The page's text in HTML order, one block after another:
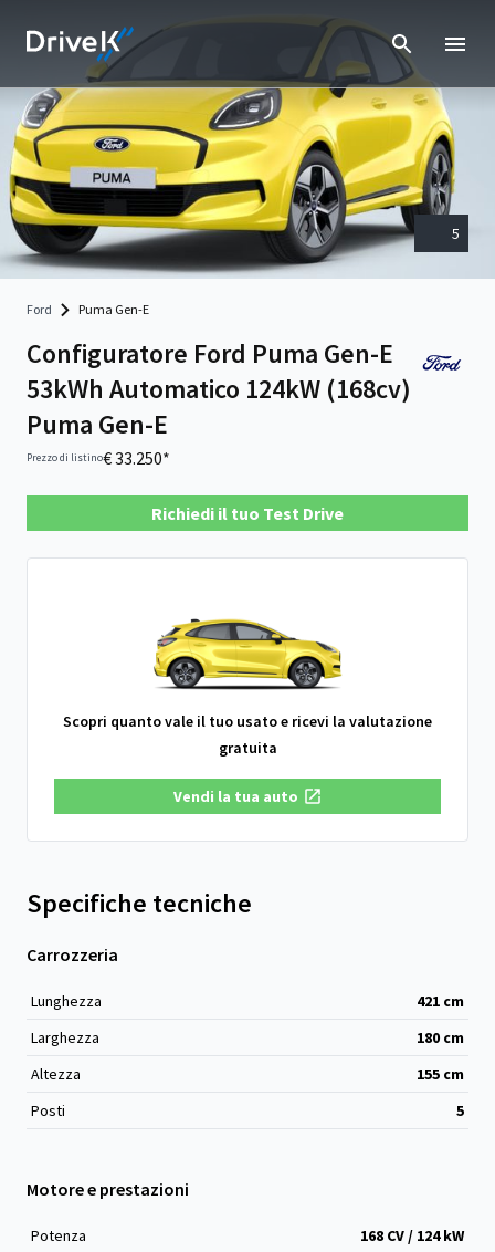
5
Ford Puma Gen-E
Configuratore Ford Puma Gen-E
53kWh Automatico 124kW (168cv)
Puma Gen-E
Prezzo di listino€ 33.250*
Richiedi il tuo Test Drive
Scopri quanto vale il tuo usato e ricevi la valutazione
gratuita
Vendi la tua auto
Specifiche tecniche
Carrozzeria
Lunghezza 421 cm
Larghezza
180 cm
Altezza
155 cm
Posti
5
Motore e prestazioni
Potenza
168 CV / 124 kW